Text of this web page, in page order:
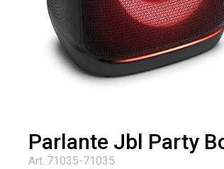
Parlante Jbl Party
71035-71035